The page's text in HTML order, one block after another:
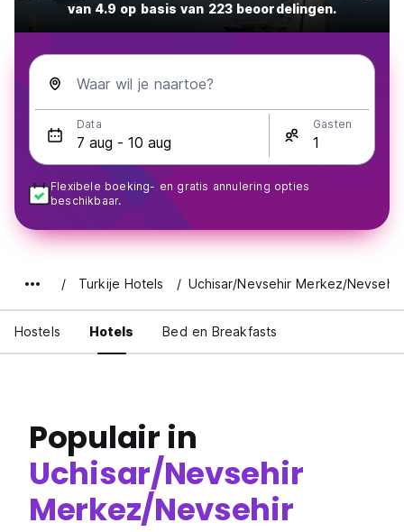
van 4.9 op basis van 223 beoordelingen.
Waar wil je naartoe?
Data Gasten
Flexibele boeking- en gratis annulering opties
beschikbaar.
Turkije Hotels Uchisar/Nevsehir Merkez/Nevsehir
Hostels Hotels Bed en Breakfasts
Populair in
Uchisar/Nevsehir
Merkez/Nevsehir